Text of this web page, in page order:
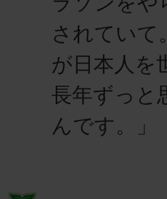
されていて
が日本人を
長年ずっと
んです。」